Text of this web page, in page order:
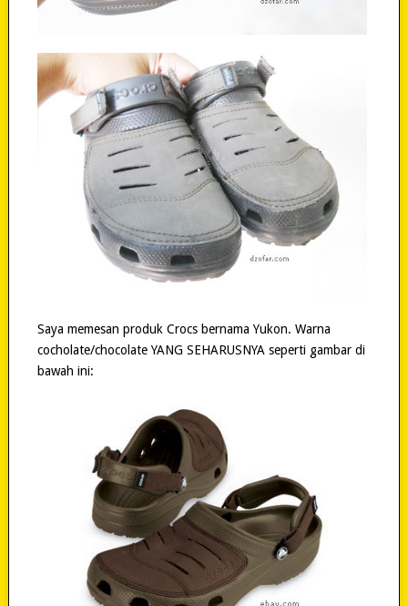
Saya memesan produk Crocs bernama Yukon. Warna
cocholate/chocolate YANG SEHARUSNYA seperti gambar di
bawah ini: